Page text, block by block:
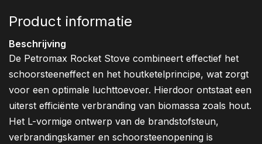
Product informatie
Beschrijving
De Petromax Rocket Stove combineert effectief het
schoorsteeneffect en het houtketelprincipe, wat zorgt
voor een optimale luchttoevoer. Hierdoor ontstaat een
uiterst efficiënte verbranding van biomassa zoals hout.
Het L-vormige ontwerp van de brandstofsteun,
verbrandingskamer en schoorsteenopening is